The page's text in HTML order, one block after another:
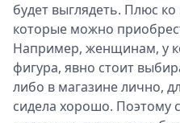
будет выглядеть. Плюс
которые можно
Например, женщинам, у
фигура, явно стоит
либо в магазине лично,
сидела хорошо. Поэтому